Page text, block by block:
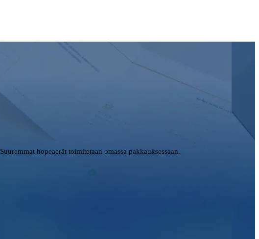
Suuremmat hopeaerät toimitetaan omassa pakkauksessaan.